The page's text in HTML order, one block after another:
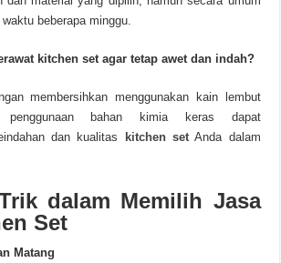
beberapa minggu.
kitchen set agar tetap awet dan indah?
membersihkan menggunakan kain lembut
penggunaan bahan kimia keras dapat
dan kualitas kitchen setAnda dalam
dalam Memilih Jasa
Set
Matang